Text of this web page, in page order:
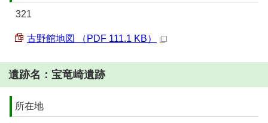
321
古野館地図 （PDF 111.1 KB）
遺跡名：宝竜崎遺跡
所在地